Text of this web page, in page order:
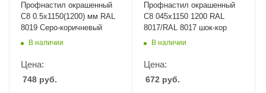
Профнастил окрашенный
С8 0.5х1150(1200) мм RAL
8019 Серо-коричневый
В наличии
Цена:
748 руб.
Профнастил окрашенный
С8 045х1150 1200 RAL
8017/RAL 8017 шок-кор
В наличии
Цена:
672 руб.